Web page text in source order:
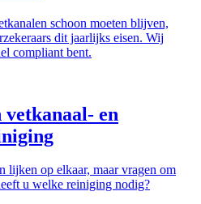
schoon moeten blijven,
dit jaarlijks eisen. Wij
compliant bent.
vetkanaal- en
lijken op elkaar, maar vragen om
u welke reiniging nodig?